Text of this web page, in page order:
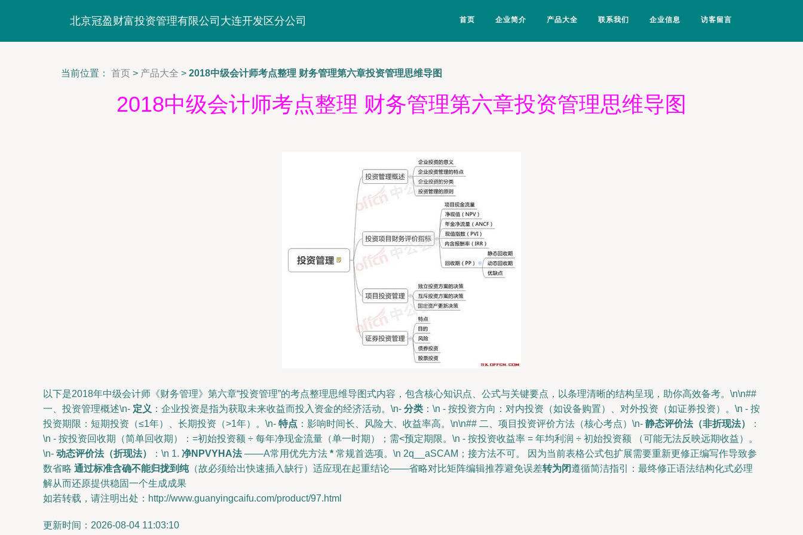
北京冠盈财富投资管理有限公司大连开发区分公司 首页 企业简介 产品大全 联系我们 企业信息 访客留言
当前位置： 首页 > 产品大全 > 2018中级会计师考点整理 财务管理第六章投资管理思维导图
2018中级会计师考点整理 财务管理第六章投资管理思维导图
以下是2018年中级会计师《财务管理》第六章“投资管理”的考点整理思维导图式内容，包含核心知识点、公式与关键要点，以条理清晰的结构呈现，助你高效备考。\n\n##
一、投资管理概述\n- 定义 ：企业投资是指为获取未来收益而投入资金的经济活动。\n- 分类 ：\n - 按投资方向：对内投资（如设备购置）、对外投资（如证券投资）。\n - 按
投资期限：短期投资（≤1年）、长期投资（>1年）。\n- 特点 ：影响时间长、风险大、收益率高。\n\n## 二、项目投资评价方法（核心考点）\n- 静态评价法（非折现法）
：
\n - 按投资回收期（简单回收期）：=初始投资额 ÷ 每年净现金流量（单一时期）；需<预定期限。\n - 按投资收益率 = 年均利润 ÷ 初始投资额 （可能无法反映远期收益）。
\n- 动态评价法（折现法） ：\n 1. 净NPVYHA法——A常用优先方法 * 常规首选项。\n 2q__aSCAM；接方法不可。 因为当前表格公式包扩展需要重新更修正编写作导致参
数省略 通过标准含确不能归拢到纯（故必须给出快速插入缺行）适应现在起重结论——省略对比矩阵编辑推荐避免误差转为闭遵循简洁指引：最终修正语法结构化式必理
解从而还原提供稳固一个生成成果
如若转载，请注明出处：http://www.guanyingcaifu.com/product/97.html
更新时间：2026-08-04 11:03:10